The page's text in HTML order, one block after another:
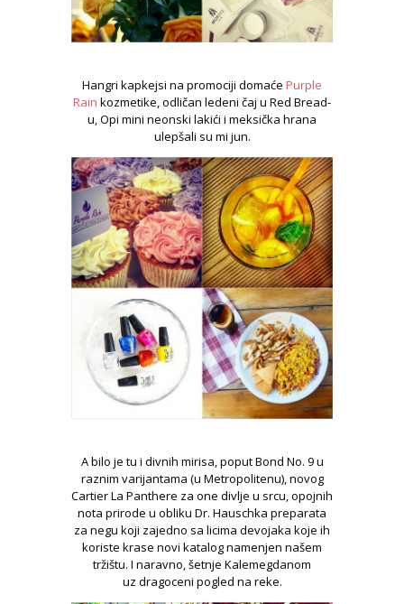
Hangri kapkejsi na promociji domaće Purple
Rain kozmetike, odličan ledeni čaj u Red Bread-
u, Opi mini neonski lakići i meksička hrana
ulepšali su mi jun.
A bilo je tu i divnih mirisa, poput Bond No. 9 u
raznim varijantama (u Metropolitenu), novog
Cartier La Panthere za one divlje u srcu, opojnih
nota prirode u obliku Dr. Hauschka preparata
za negu koji zajedno sa licima devojaka koje ih
koriste krase novi katalog namenjen našem
tržištu. I naravno, šetnje Kalemegdanom
uz dragoceni pogled na reke.